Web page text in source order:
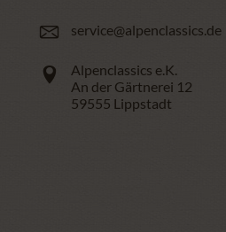
service@alpenclassics.de
Alpenclassics e.K.
An der Gärtnerei 12
59555 Lippstadt